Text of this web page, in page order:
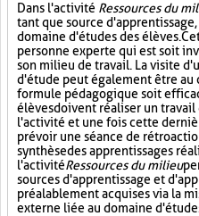
Dans l'activité Ressources du
tant que source
domaine d'études des élèves.
personne experte qui est soit
son milieu de travail. La visite
d'étude peut également être au
formule pédagogique soit
élèves doivent réaliser un
l'activité et une fois cette
prévoir une séance de
synthèse des apprentissages
l'activitéRessources du milieu
sources d'apprentissage et
préalablement acquises via la
externe liée au domaine